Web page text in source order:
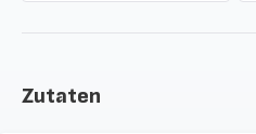
Zutaten